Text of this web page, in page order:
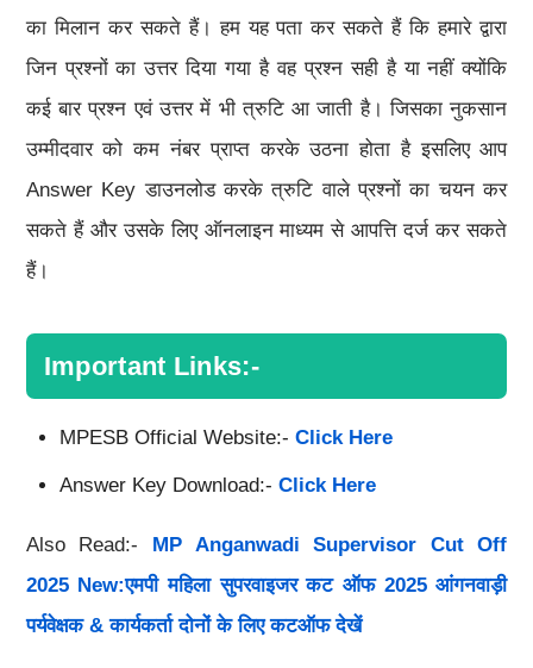
का मिलान कर सकते हैं। हम यह पता कर सकते हैं कि हमारे द्वारा
जिन प्रश्नों का उत्तर दिया गया है वह प्रश्न सही है या नहीं क्योंकि
कई बार प्रश्न एवं उत्तर में भी त्रुटि आ जाती है। जिसका नुकसान
उम्मीदवार को कम नंबर प्राप्त करके उठना होता है इसलिए आप
Answer Key डाउनलोड करके त्रुटि वाले प्रश्नों का चयन कर
सकते हैं और उसके लिए ऑनलाइन माध्यम से आपत्ति दर्ज कर सकते
हैं।
Important Links:-
MPESB Official Website:- Click Here
Answer Key Download:- Click Here
Also Read:- MP Anganwadi Supervisor Cut Off
2025 New:एमपी महिला सुपरवाइजर कट ऑफ 2025 आंगनवाड़ी
पर्यवेक्षक & कार्यकर्ता दोनों के लिए कटऑफ देखें